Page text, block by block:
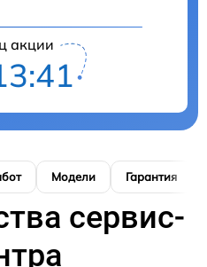
акции
Модели Гарантия
сервис-